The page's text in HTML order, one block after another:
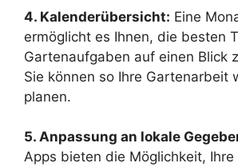
4. Kalenderübersicht: Eine
ermöglicht es Ihnen, die besten
Gartenaufgaben auf einen Blick
Sie können so Ihre Gartenarbeit
planen.
5. Anpassung an lokale
Apps bieten die Möglichkeit, Ihre